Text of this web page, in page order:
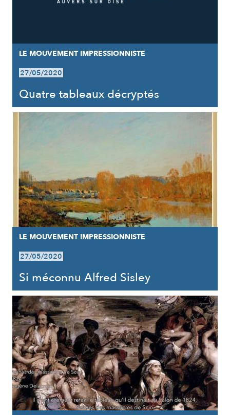
LE MOUVEMENT IMPRESSIONNISTE
27/05/2020
Quatre tableaux décryptés
LE MOUVEMENT IMPRESSIONNISTE
27/05/2020
Si méconnu Alfred Sisley